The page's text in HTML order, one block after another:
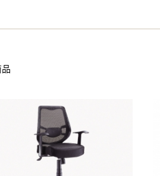
宣布之災害警報等不可抗力情事，
配合開店前、閉店後時段，並送至